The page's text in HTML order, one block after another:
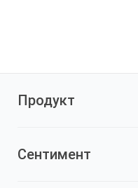
Продукт
Сентимент